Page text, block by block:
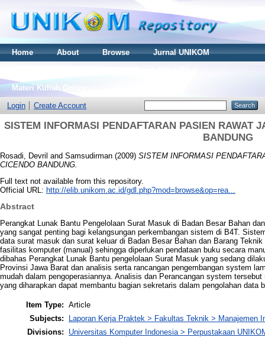
Home About Browse
Jurnal UNIKOM
Materi Kuliah Online
Login
Create Account
SISTEM INFORMASI PENDAFTARAN PASIEN RAWAT
BANDUNG
Rosadi, Devril and Samsudirman (2009) SISTEM INFORMASI
CICENDO BANDUNG.
Full text not available from this repository.
Official URL: http://elib.unikom.ac.id/gdl.php?mod=browse&op=rea...
Abstract
Perangkat Lunak Bantu Pengelolaan Surat Masuk di Badan Besar Bahan
yang sangat penting bagi kelangsungan perkembangan sistem di B4T.
data surat masuk dan surat keluar di Badan Besar Bahan dan Barang
fasilitas komputer (manual) sehingga diperlukan pendataan buku secara
dibahas Perangkat Lunak Bantu pengelolaan Surat Masuk yang sedang
Provinsi Jawa Barat dan analisis serta rancangan pengembangan system
mudah dalam pengoperasiannya. Analisis dan Perancangan system
yang diharapkan dapat membantu bagian sekretaris dalam pengolahan data
Item Type: Article
Subjects:
Laporan Kerja Praktek > Fakultas Teknik >
Divisions:
Universitas Komputer Indonesia > Perpustakaan